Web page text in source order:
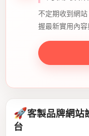
不定期收到網
握最新實用內容
🚀客製品牌網站
台